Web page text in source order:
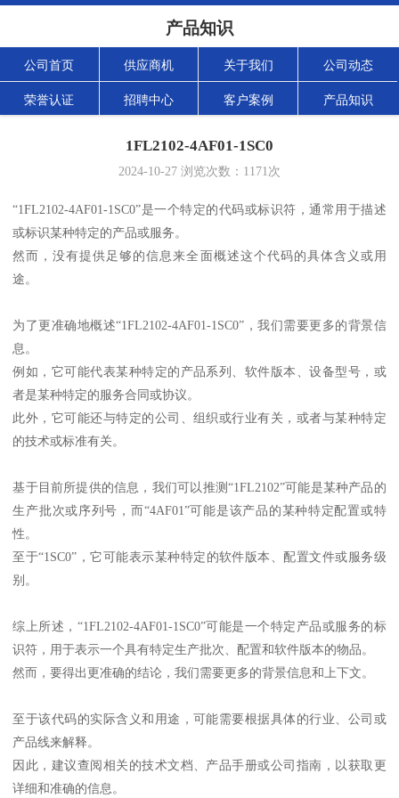
产品知识
公司首页 供应商机 关于我们 公司动态
荣誉认证 招聘中心 客户案例 产品知识
1FL2102-4AF01-1SC0
2024-10-27 浏览次数： 1171次
“1FL2102-4AF01-1SC0”是一个特定的代码或标识符，通常用于描述
或标识某种特定的产品或服务。
然而，没有提供足够的信息来全面概述这个代码的具体含义或用
途。
为了更准确地概述“1FL2102-4AF01-1SC0”，我们需要更多的背景信
息。
例如，它可能代表某种特定的产品系列、软件版本、设备型号，或
者是某种特定的服务合同或协议。
此外，它可能还与特定的公司、组织或行业有关，或者与某种特定
的技术或标准有关。
基于目前所提供的信息，我们可以推测“1FL2102”可能是某种产品的
生产批次或序列号，而“4AF01”可能是该产品的某种特定配置或特
性。
至于“1SC0”，它可能表示某种特定的软件版本、配置文件或服务级
别。
综上所述，“1FL2102-4AF01-1SC0”可能是一个特定产品或服务的标
识符，用于表示一个具有特定生产批次、配置和软件版本的物品。
然而，要得出更准确的结论，我们需要更多的背景信息和上下文。
至于该代码的实际含义和用途，可能需要根据具体的行业、公司或
产品线来解释。
因此，建议查阅相关的技术文档、产品手册或公司指南，以获取更
详细和准确的信息。